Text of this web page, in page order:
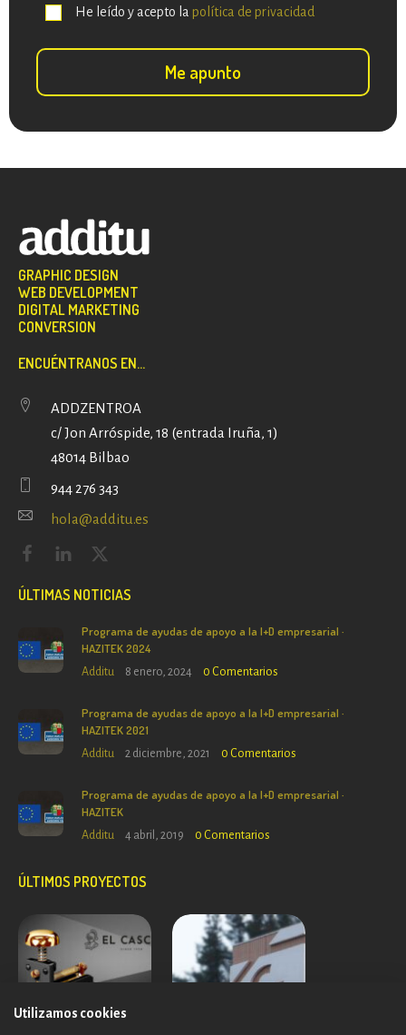
He leído y acepto la política de privacidad
GRAPHIC DESIGN
WEB DEVELOPMENT
DIGITAL MARKETING
CONVERSION
ENCUÉNTRANOS EN...
ADDZENTROA
c/ Jon Arróspide, 18 (entrada Iruña, 1)
48014 Bilbao
944 276 343
hola@additu.es
ÚLTIMAS NOTICIAS
Programa de ayudas de apoyo a la I+D empresarial ·
HAZITEK 2024
Additu 8 enero, 2024 0 Comentarios
Programa de ayudas de apoyo a la I+D empresarial ·
HAZITEK 2021
Additu 2 diciembre, 2021 0 Comentarios
Programa de ayudas de apoyo a la I+D empresarial ·
HAZITEK
Additu 4 abril, 2019 0 Comentarios
ÚLTIMOS PROYECTOS
Utilizamos cookies